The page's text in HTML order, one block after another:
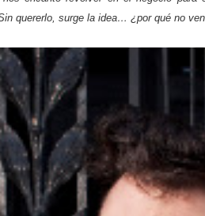
quererlo, surge la idea… ¿por qué no